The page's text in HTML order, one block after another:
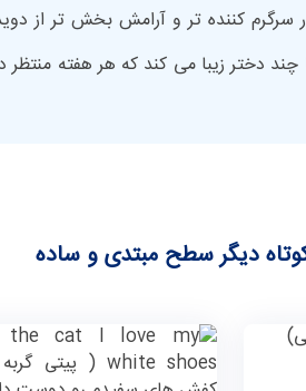
سرگرم کننده تر و آرامش بخش تر
زیبا می کند که هر هفته منتظر
دیگر سطح مبتدی و ساده